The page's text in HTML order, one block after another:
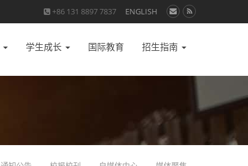
+86 131 8897 7837 ENGLISH
学生成长 国际教育 招生指南